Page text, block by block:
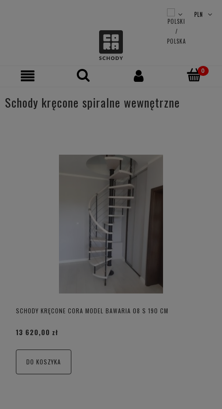
Schody kręcone spiralne wewnętrzne
SCHODY KRĘCONE CORA MODEL BAWARIA 08 S 190 CM
13 620,00 zł
DO KOSZYKA